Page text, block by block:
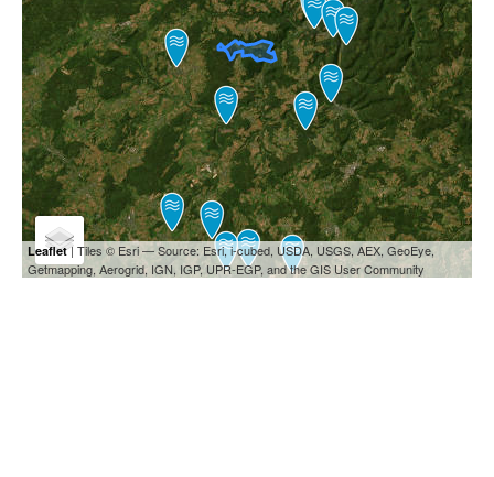
Leaflet| Tiles © Esri — Source: Esri, i-cubed, USDA, USGS, AEX, GeoEye,
Getmapping, Aerogrid, IGN, IGP, UPR-EGP, and the GIS User Community